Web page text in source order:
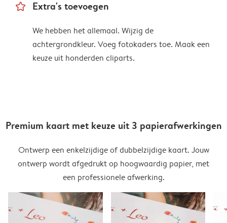
star_outline Extra's toevoegen
We hebben het allemaal. Wijzig de
achtergrondkleur. Voeg fotokaders toe. Maak een
keuze uit honderden cliparts.
Premium kaart met keuze uit 3 papierafwerkingen
Ontwerp een enkelzijdige of dubbelzijdige kaart. Jouw
ontwerp wordt afgedrukt op hoogwaardig papier, met
een professionele afwerking.